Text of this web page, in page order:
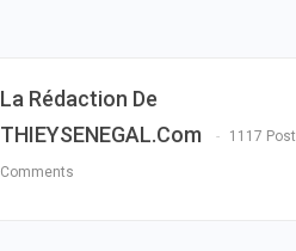
La Rédaction De
THIEYSENEGAL.com
1117
Comments